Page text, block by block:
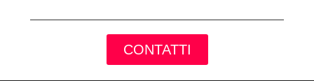
CONTATTI